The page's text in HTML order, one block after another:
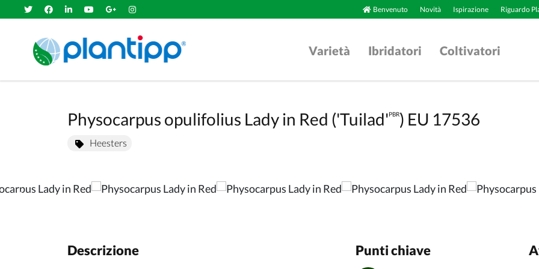
Benvenuto Novità Ispirazione Riguardo
Varietà Ibridatori Coltivatori
Physocarpus opulifolius Lady in Red ('Tuilad'PBR) EU 17536
Heesters
Descrizione Punti chiave